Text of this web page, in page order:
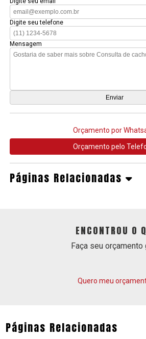
Digite seu telefone
Mensagem
Orçamento por
Orçamento pelo
Páginas Relacionadas
ENCONTROU O
Faça seu
Quero meu
Páginas Relacionadas